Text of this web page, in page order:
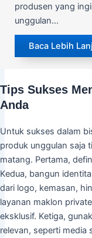
produsen yang
unggulan…
Baca Lebih
Tips Sukses
Anda
Untuk sukses dalam
produk unggulan saja
matang. Pertama,
Kedua, bangun
dari logo, kemasan,
layanan maklon
eksklusif. Ketiga,
relevan, seperti media